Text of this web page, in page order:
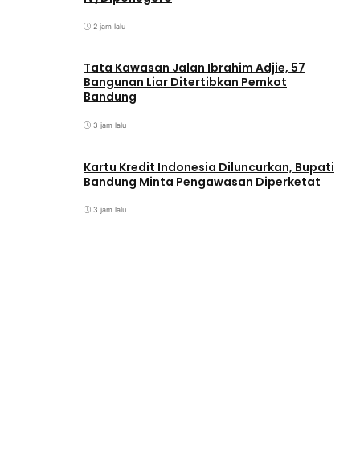
2 jam lalu
Tata Kawasan Jalan Ibrahim Adjie, 57
Bangunan Liar Ditertibkan Pemkot
Bandung
3 jam lalu
Kartu Kredit Indonesia Diluncurkan, Bupati
Bandung Minta Pengawasan Diperketat
3 jam lalu